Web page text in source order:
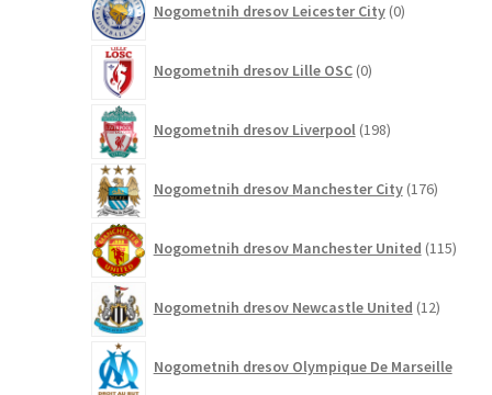
Nogometnih dresov Leicester City 0izdelkov
Nogometnih dresov Lille OSC 0izdelkov
Nogometnih dresov Liverpool 198izdelkov
Nogometnih dresov Manchester City 176izdelkov
Nogometnih dresov Manchester United 115
Nogometnih dresov Newcastle United 12izdelkov
Nogometnih dresov Olympique De Marseille